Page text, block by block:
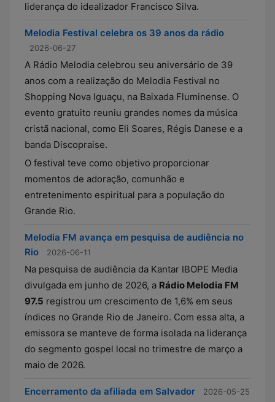
liderança do idealizador Francisco Silva.
Melodia Festival celebra os 39 anos da rádio
2026-06-27
A Rádio Melodia celebrou seu aniversário de 39
anos com a realização do Melodia Festival no
Shopping Nova Iguaçu, na Baixada Fluminense. O
evento gratuito reuniu grandes nomes da música
cristã nacional, como Eli Soares, Régis Danese e a
banda Discopraise.
O festival teve como objetivo proporcionar
momentos de adoração, comunhão e
entretenimento espiritual para a população do
Grande Rio.
Melodia FM avança em pesquisa de audiência no
Rio
2026-06-11
Na pesquisa de audiência da Kantar IBOPE Media
divulgada em junho de 2026, a Rádio Melodia FM
97.5 registrou um crescimento de 1,6% em seus
índices no Grande Rio de Janeiro. Com essa alta, a
emissora se manteve de forma isolada na liderança
do segmento gospel local no trimestre de março a
maio de 2026.
Encerramento da afiliada em Salvador 2026-05-25